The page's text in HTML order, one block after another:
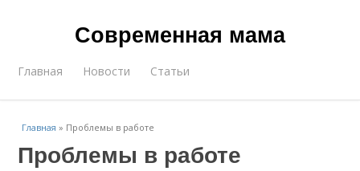
Современная мама
Главная Новости Статьи
Главная » Проблемы в работе
Проблемы в работе